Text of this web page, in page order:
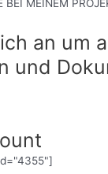
BEI MEINEM
an um
und